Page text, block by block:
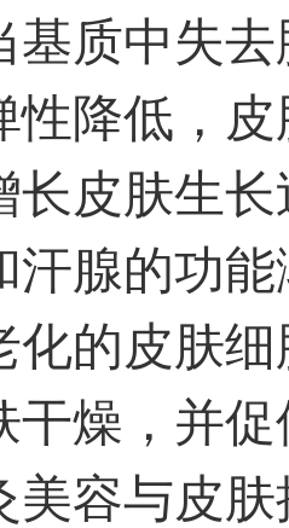
基质中失
性降低，
长皮肤生
汗腺的功
化的皮肤
干燥，并
美容与皮